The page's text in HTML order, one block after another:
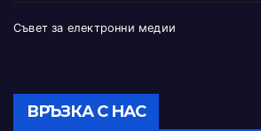
Съвет за електронни медии
ВРЪЗКА С НАС